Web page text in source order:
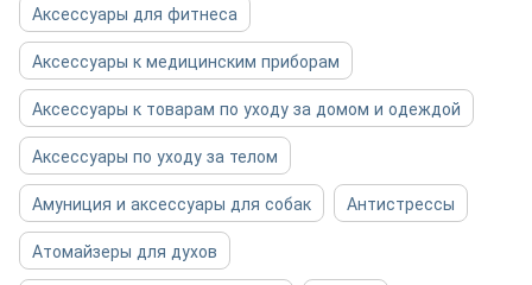
Аксессуары для фитнеса
Аксессуары к медицинским приборам
Аксессуары к товарам по уходу за домом и одеждой
Аксессуары по уходу за телом
Амуниция и аксессуары для собак
Антистрессы
Атомайзеры для духов